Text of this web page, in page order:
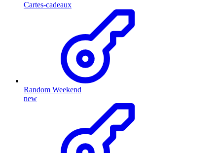
Cartes-cadeaux
Random Weekend
new